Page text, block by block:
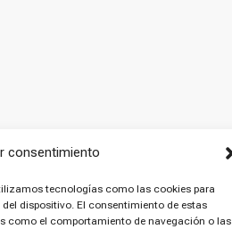
consentimiento
tecnologías como las cookies para
dispositivo. El consentimiento de estas
como el comportamiento de navegación o las